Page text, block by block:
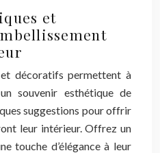
et
décoratifs permettent à
souvenir esthétique de
suggestions pour offrir
leur intérieur. Offrez un
touche d’élégance à leur